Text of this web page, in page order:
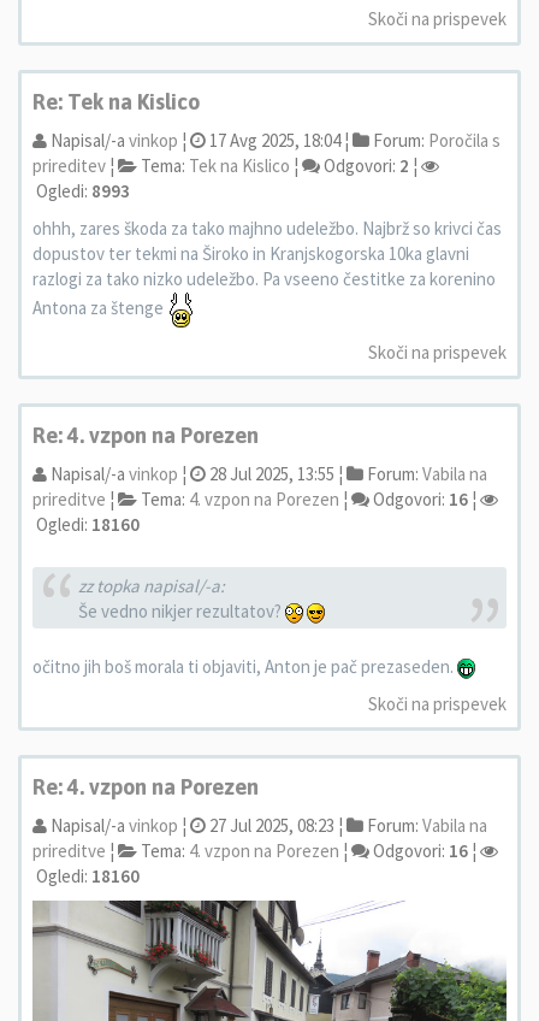
Skoči na prispevek
Re: Tek na Kislico
Napisal/-a vinkop ¦ 17 Avg 2025, 18:04 ¦ Forum: Poročila s
prireditev ¦ Tema: Tek na Kislico ¦ Odgovori: 2 ¦
Ogledi: 8993
ohhh, zares škoda za tako majhno udeležbo. Najbrž so krivci čas
dopustov ter tekmi na Široko in Kranjskogorska 10ka glavni
razlogi za tako nizko udeležbo. Pa vseeno čestitke za korenino
Antona za štenge
Skoči na prispevek
Re: 4. vzpon na Porezen
Napisal/-a vinkop ¦ 28 Jul 2025, 13:55 ¦ Forum: Vabila na
prireditve ¦ Tema: 4. vzpon na Porezen ¦ Odgovori: 16 ¦
Ogledi: 18160
zz topka napisal/-a:
Še vedno nikjer rezultatov?
očitno jih boš morala ti objaviti, Anton je pač prezaseden.
Skoči na prispevek
Re: 4. vzpon na Porezen
Napisal/-a vinkop ¦ 27 Jul 2025, 08:23 ¦ Forum: Vabila na
prireditve ¦ Tema: 4. vzpon na Porezen ¦ Odgovori: 16 ¦
Ogledi: 18160